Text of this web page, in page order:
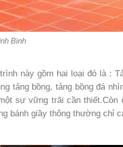
Bình
này gồm hai loại đó là :
tảng bồng, tảng bồng đá
sự vững trãi cần thiết.Còn
bánh giầy thông thường chỉ